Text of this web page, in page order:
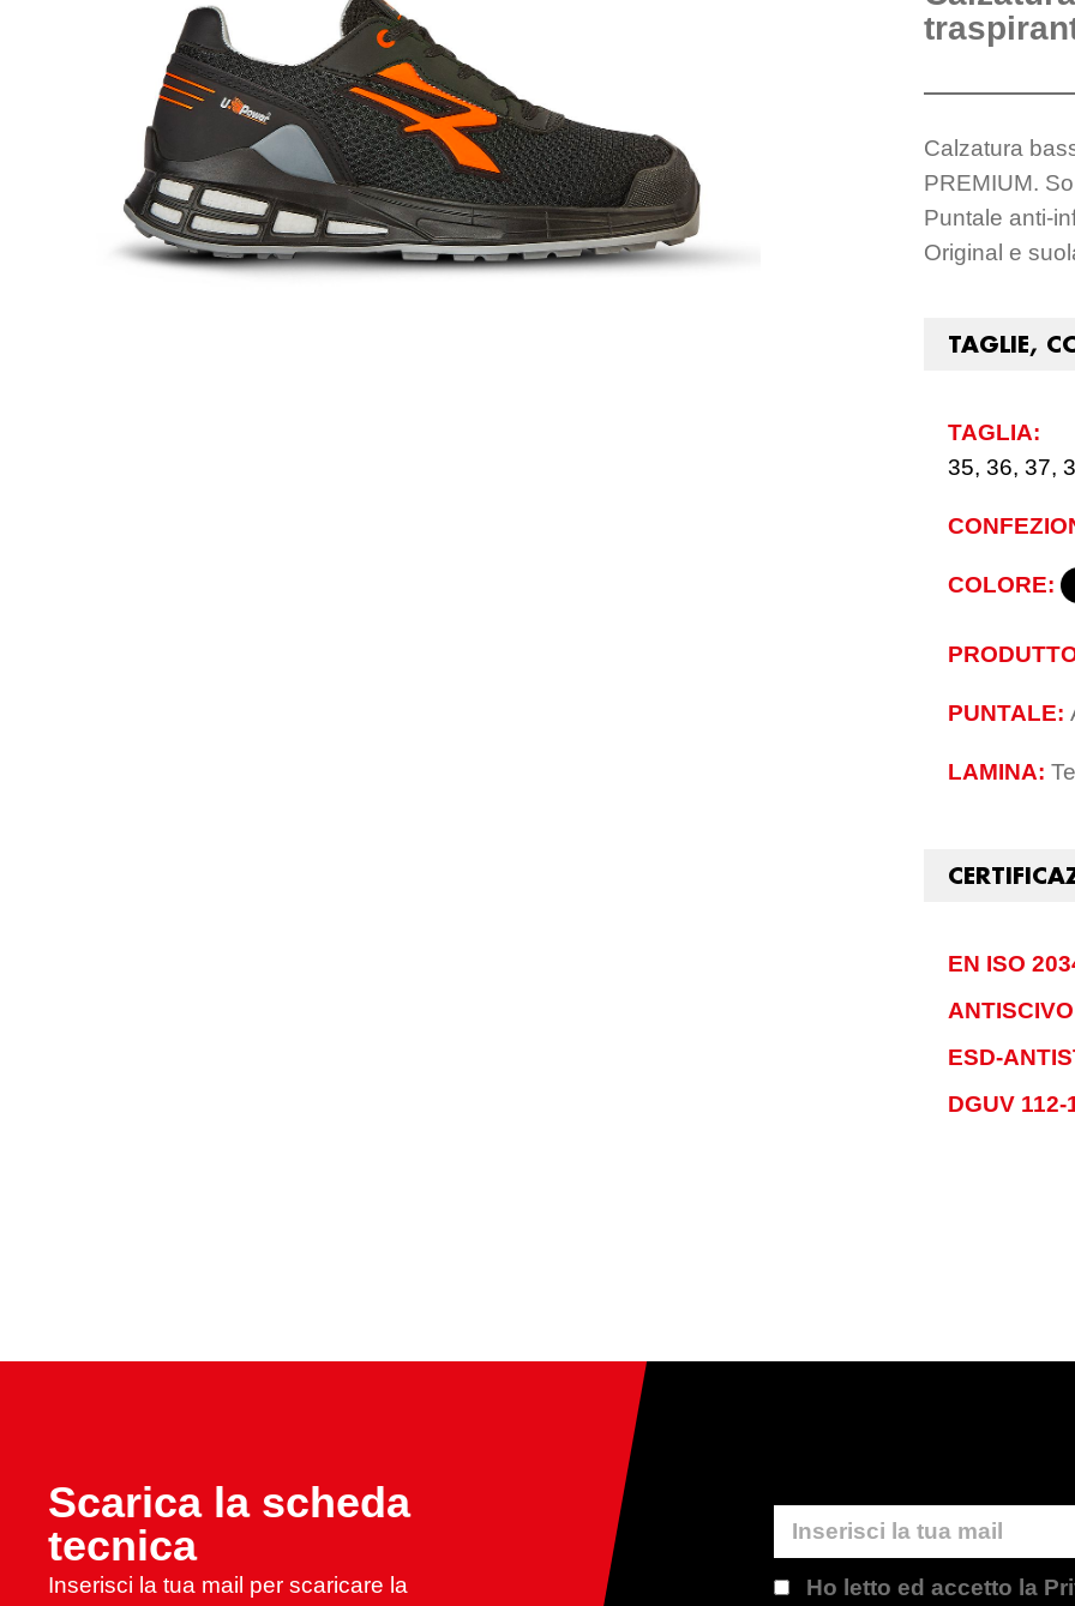
Calzatura
PREMIUM.
Puntale anti-
Original e
TAGLIE,
TAGLIA:
35, 36, 37,
COLORE:
PUNTALE:
LAMINA:
EN ISO
ESD-
DGUV 112-
Scarica la scheda
tecnica
Inserisci la tua mail per scaricare la
Ho letto ed accetto la